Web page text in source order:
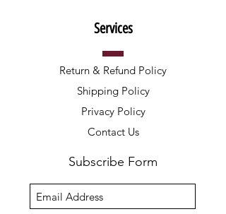
Services
Return & Refund Policy
Shipping Policy
Privacy Policy
Contact Us
Subscribe Form